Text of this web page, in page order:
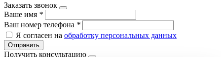
Заказать звонок
Ваше имя *
Ваш номер телефона *
Я согласен на обработку персональных данных
Отправить
Получить консультацию